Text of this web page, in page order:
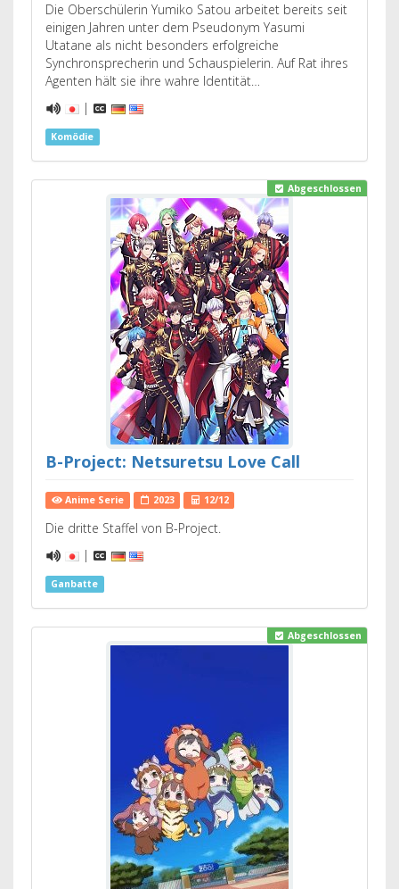
Die Oberschülerin Yumiko Satou arbeitet bereits seit
einigen Jahren unter dem Pseudonym Yasumi
Utatane als nicht besonders erfolgreiche
Synchronsprecherin und Schauspielerin. Auf Rat ihres
Agenten hält sie ihre wahre Identität…
|
Komödie
Abgeschlossen
B-Project: Netsuretsu Love Call
Anime Serie 2023 12/12
Die dritte Staffel von B-Project.
|
Ganbatte
Abgeschlossen